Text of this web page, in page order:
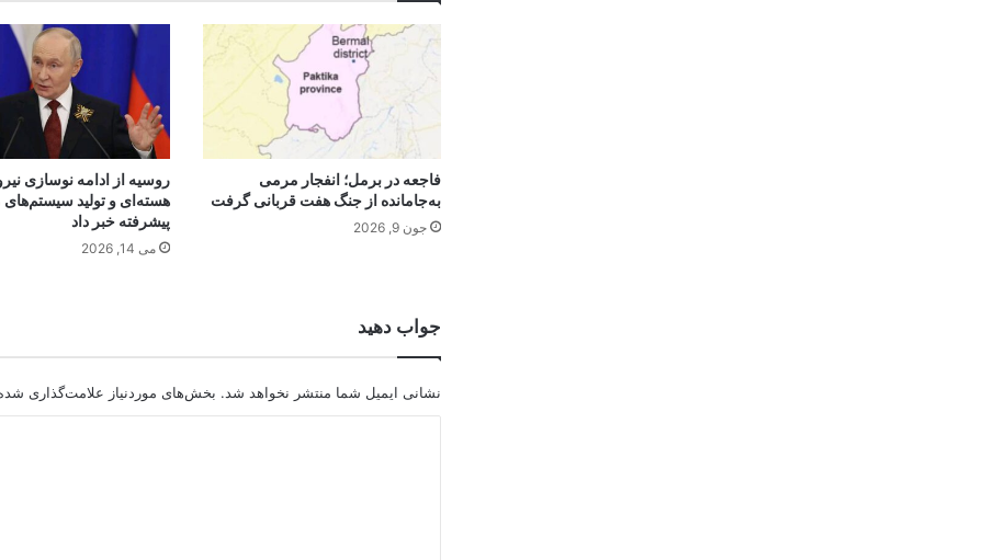
فاجعه در برمل؛ انفجار مرمی
به‌جامانده از جنگ هفت قربانی گرفت
جون 9, 2026
روسیه از ادامه نوسازی
هسته‌ای و تولید
پیشرفته خبر داد
می 14, 2026
جواب دهید
نشانی ایمیل شما منتشر نخواهد شد. بخش‌های موردنیاز علامت‌گذاری